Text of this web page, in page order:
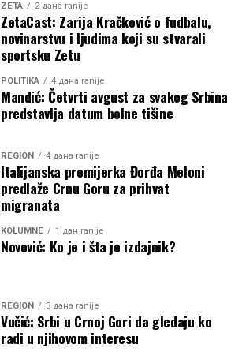
ZETA 2 дана ranije
ZetaCast: Zarija Kračković o fudbalu,
novinarstvu i ljudima koji su stvarali
sportsku Zetu
POLITIKA 4 дана ranije
Mandić: Četvrti avgust za svakog Srbina
predstavlja datum bolne tišine
REGION 4 дана ranije
Italijanska premijerka Đorđa Meloni
predlaže Crnu Goru za prihvat
migranata
KOLUMNE 1 дан ranije
Novović: Ko je i šta je izdajnik?
REGION 3 дана ranije
Vučić: Srbi u Crnoj Gori da gledaju ko
radi u njihovom interesu